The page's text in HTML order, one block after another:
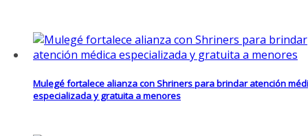
Mulegé fortalece alianza con Shriners para brindar atención
especializada y gratuita a menores